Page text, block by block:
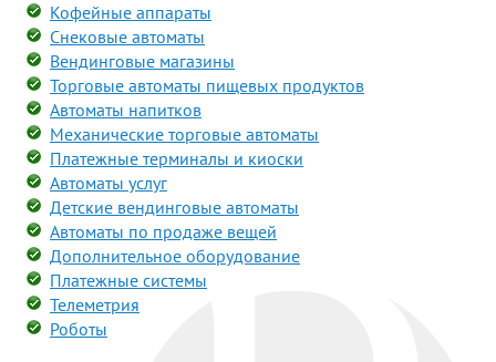
Кофейные аппараты
Снековые автоматы
Вендинговые магазины
Торговые автоматы пищевых продуктов
Автоматы напитков
Механические торговые автоматы
Платежные терминалы и киоски
Автоматы услуг
Детские вендинговые автоматы
Автоматы по продаже вещей
Дополнительное оборудование
Платежные системы
Телеметрия
Роботы